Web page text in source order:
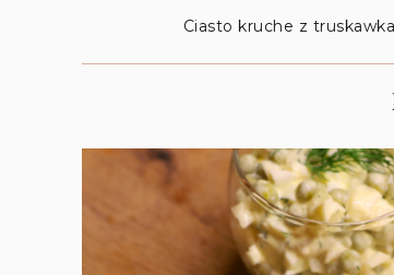
Ciasto kruche z